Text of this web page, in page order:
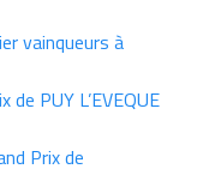
vainqueurs à
PUY L’EVEQUE
Prix de